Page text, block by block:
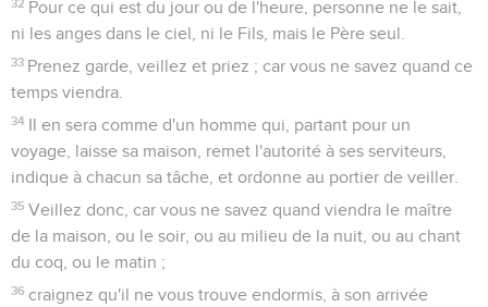
32 Pour ce qui est du jour ou de l'heure, personne ne le sait,
ni les anges dans le ciel, ni le Fils, mais le Père seul.
33 Prenez garde, veillez et priez ; car vous ne savez quand ce
temps viendra.
34 Il en sera comme d'un homme qui, partant pour un
voyage, laisse sa maison, remet l'autorité à ses serviteurs,
indique à chacun sa tâche, et ordonne au portier de veiller.
35 Veillez donc, car vous ne savez quand viendra le maître
de la maison, ou le soir, ou au milieu de la nuit, ou au chant
du coq, ou le matin ;
36 craignez qu'il ne vous trouve endormis, à son arrivée